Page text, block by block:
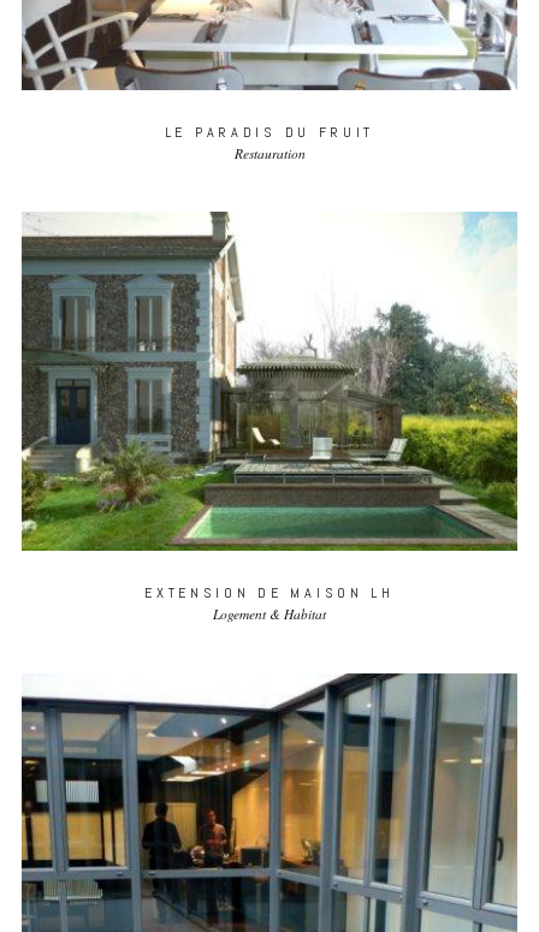
LE PARADIS DU FRUIT
Restauration
EXTENSION DE MAISON LH
Logement & Habitat